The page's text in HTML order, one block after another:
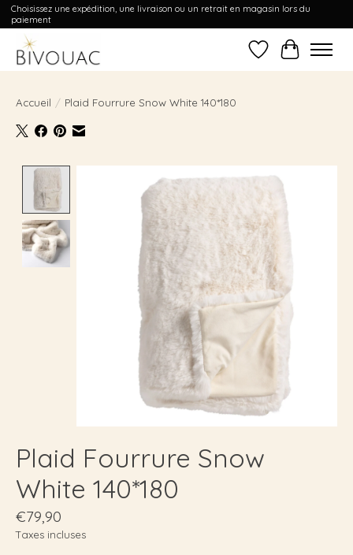
Choisissez une expédition, une livraison ou un retrait en magasin lors du
paiement
Liste dePanier
Accueil / Plaid Fourrure Snow White 140*180
Product image slideshow Items
Plaid Fourrure Snow
White 140*180
€79,90
Taxes incluses